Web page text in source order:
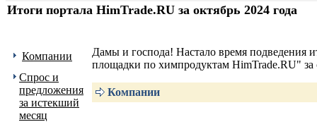
Итоги портала HimTrade.RU за октябрь 2024 года
Компании
Спрос и
предложения
за истекший
месяц
Дамы и господа! Настало время подведения
площадки по химпродуктам HimTrade.RU" за
Компании